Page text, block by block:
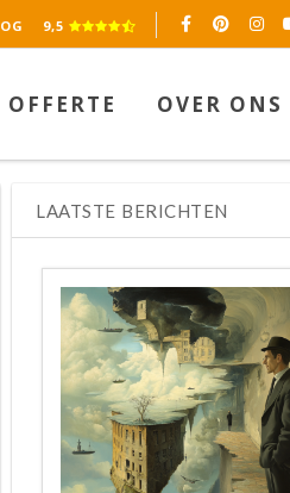
9,5
OFFERTE OVER ONS
LAATSTE BERICHTEN
op 2045 reviews.